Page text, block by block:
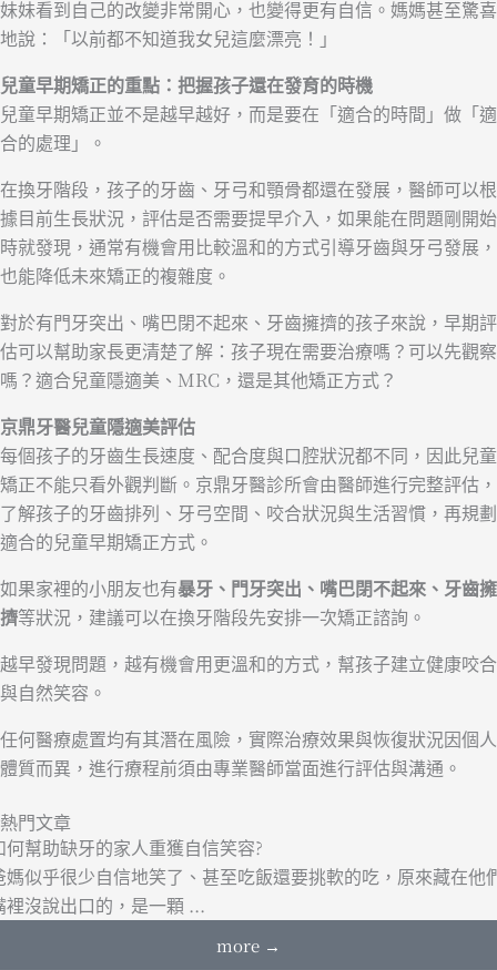
妹妹看到自己的改變非常開心，也變得更有自信。媽媽甚至驚喜
地說：「以前都不知道我女兒這麼漂亮！」
兒童早期矯正的重點：把握孩子還在發育的時機
兒童早期矯正並不是越早越好，而是要在「適合的時間」做「適
合的處理」。
在換牙階段，孩子的牙齒、牙弓和顎骨都還在發展，醫師可以根
據目前生長狀況，評估是否需要提早介入，如果能在問題剛開始
時就發現，通常有機會用比較溫和的方式引導牙齒與牙弓發展，
也能降低未來矯正的複雜度。
對於有門牙突出、嘴巴閉不起來、牙齒擁擠的孩子來說，早期評
估可以幫助家長更清楚了解：孩子現在需要治療嗎？可以先觀察
嗎？適合兒童隱適美、MRC，還是其他矯正方式？
京鼎牙醫兒童隱適美評估
每個孩子的牙齒生長速度、配合度與口腔狀況都不同，因此兒童
矯正不能只看外觀判斷。京鼎牙醫診所會由醫師進行完整評估，
了解孩子的牙齒排列、牙弓空間、咬合狀況與生活習慣，再規劃
適合的兒童早期矯正方式。
如果家裡的小朋友也有暴牙、門牙突出、嘴巴閉不起來、牙齒擁
擠等狀況，建議可以在換牙階段先安排一次矯正諮詢。
越早發現問題，越有機會用更溫和的方式，幫孩子建立健康咬合
與自然笑容。
任何醫療處置均有其潛在風險，實際治療效果與恢復狀況因個人
體質而異，進行療程前須由專業醫師當面進行評估與溝通。
熱門文章
何幫助缺牙的家人重獲自信笑容?
媽似乎很少自信地笑了、甚至吃飯還要挑軟的吃，原來藏在他
裡沒說出口的，是一顆 ...
more →